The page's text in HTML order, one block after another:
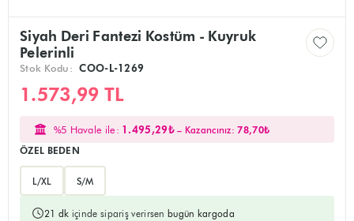
Siyah Deri Fantezi Kostüm - Kuyruk
Pelerinli
Stok Kodu: COO-L-1269
1.573,99 TL
%5 Havale ile: 1.495,29₺– Kazancınız:78,70₺
ÖZEL BEDEN
L/XL S/M
21 dk içinde sipariş verirsen bugün kargoda